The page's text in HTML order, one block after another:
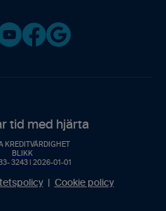
YoutubeFacebookGoogle business
tid med hjärta
KREDITVÄRDIGHET
BLIKK
3243 | 2026-01-01
| Cookie policy